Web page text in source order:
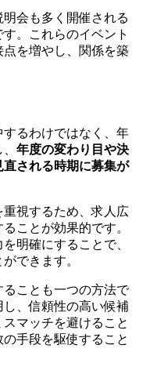
会も多く開催される
。これらのイベント
を増やし、関係を築
るわけではなく、年
年度の変わり目や決
される時期に募集が
視するため、求人広
ことが効果的です。
明確にすることで、
できます。
ことも一つの方法で
、信頼性の高い候補
マッチを避けること
手段を駆使すること